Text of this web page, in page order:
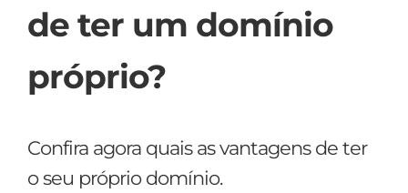
de ter um domínio
próprio?
Confira agora quais as vantagens de ter
o seu próprio domínio.